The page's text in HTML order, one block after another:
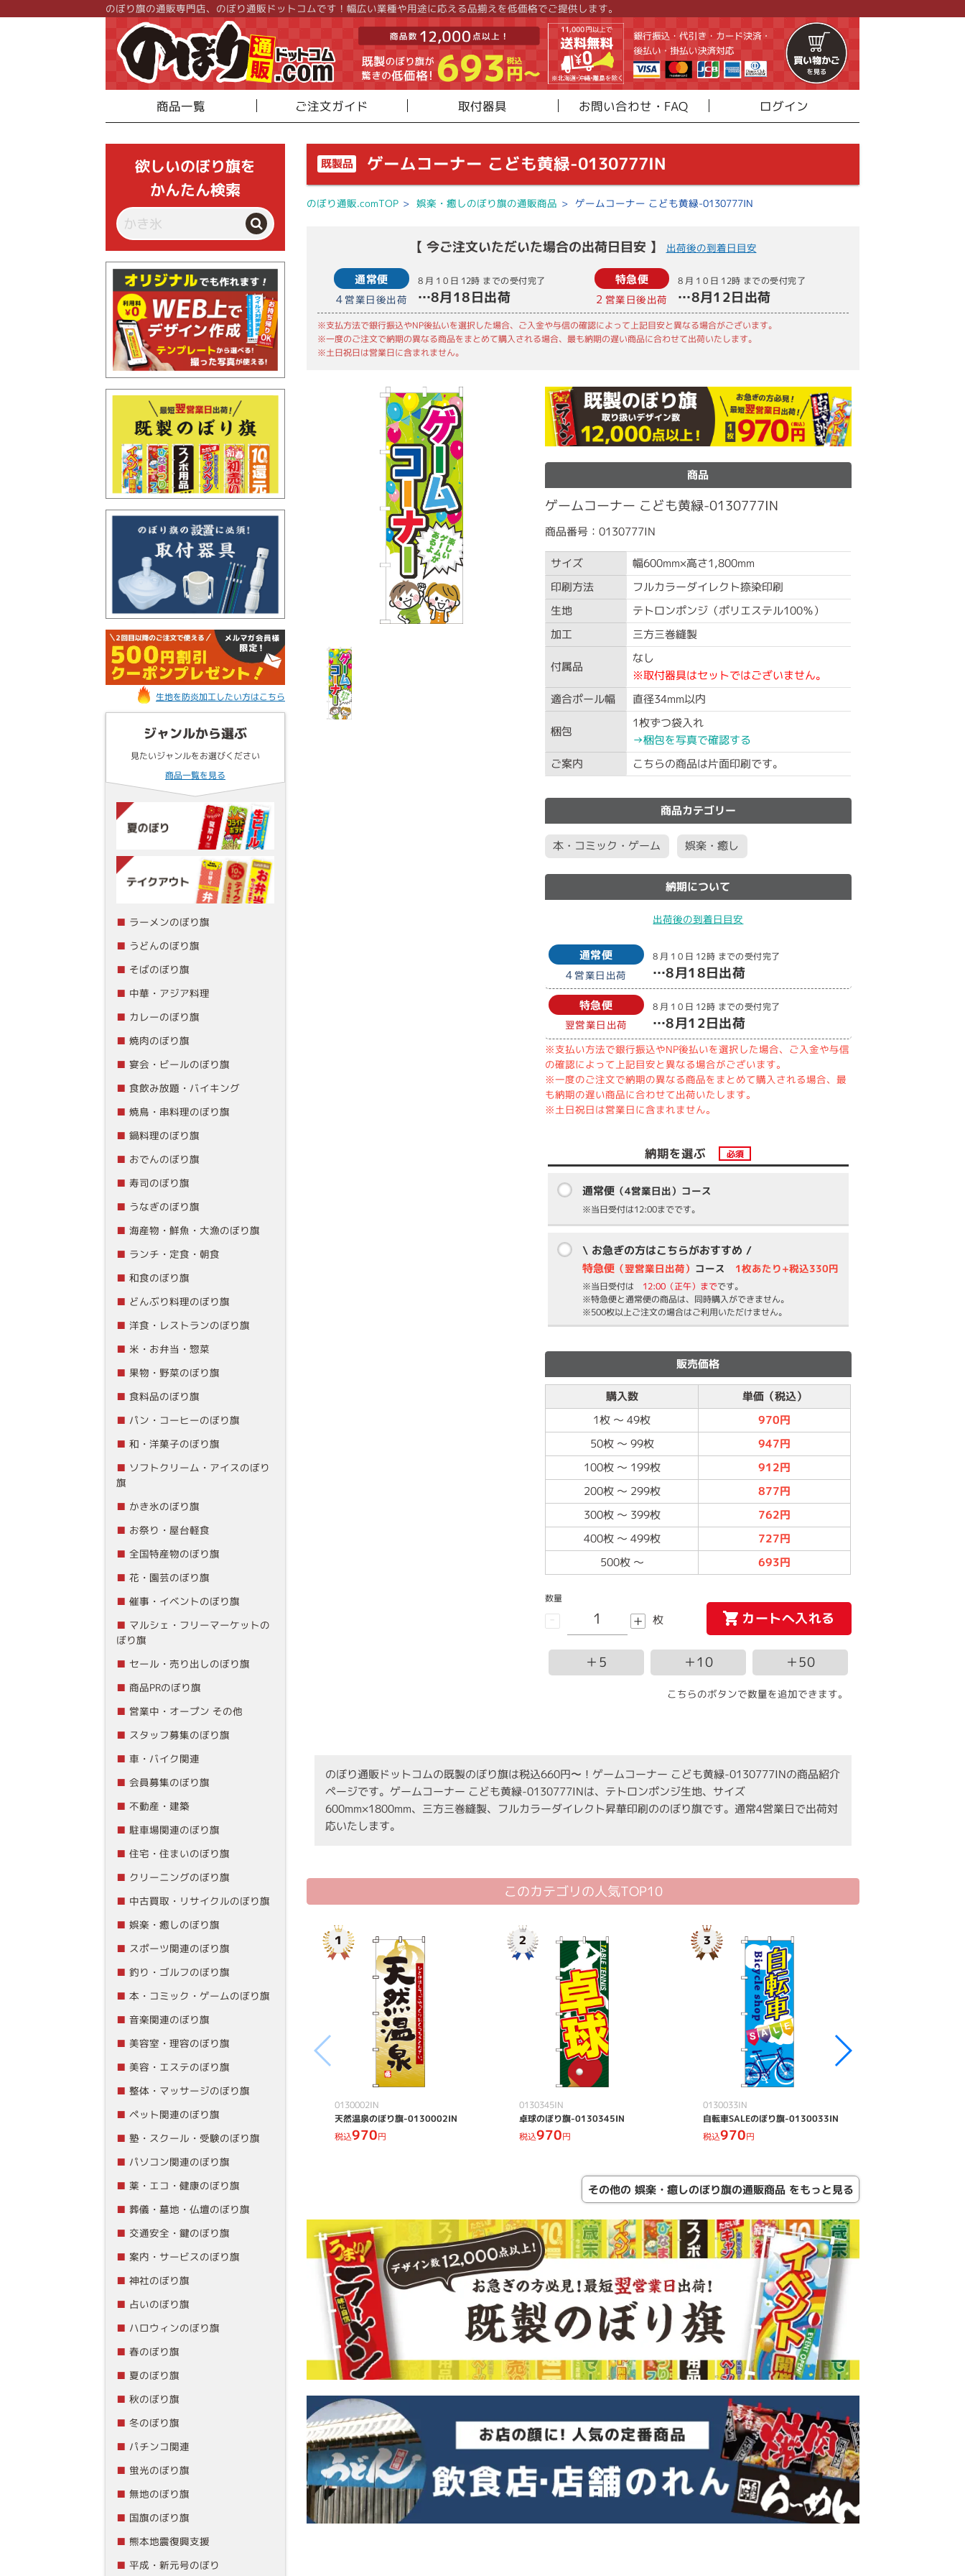
のぼり旗の通販専門店、のぼり通販ドットコムです！幅広い業種や用途に応える品揃えを低価格でご提供します。
商品一覧 ご注文ガイド 取付器具 お問い合わせ・FAQ ログイン
欲しいのぼり旗を
かんたん検索
生地を防炎加工したい方はこちら
ジャンルから選ぶ
見たいジャンルをお選びください
商品一覧を見る
ラーメンのぼり旗
うどんのぼり旗
そばのぼり旗
中華・アジア料理
カレーのぼり旗
焼肉のぼり旗
宴会・ビールのぼり旗
食飲み放題・バイキング
焼鳥・串料理のぼり旗
鍋料理のぼり旗
おでんのぼり旗
寿司のぼり旗
うなぎのぼり旗
海産物・鮮魚・大漁のぼり旗
ランチ・定食・朝食
和食のぼり旗
どんぶり料理のぼり旗
洋食・レストランのぼり旗
米・お弁当・惣菜
果物・野菜のぼり旗
食料品のぼり旗
パン・コーヒーのぼり旗
和・洋菓子のぼり旗
ソフトクリーム・アイスのぼり
旗
かき氷のぼり旗
お祭り・屋台軽食
全国特産物のぼり旗
花・園芸のぼり旗
催事・イベントのぼり旗
マルシェ・フリーマーケットの
ぼり旗
セール・売り出しのぼり旗
商品PRのぼり旗
営業中・オープン その他
スタッフ募集のぼり旗
車・バイク関連
会員募集のぼり旗
不動産・建築
駐車場関連のぼり旗
住宅・住まいのぼり旗
クリーニングのぼり旗
中古買取・リサイクルのぼり旗
娯楽・癒しのぼり旗
スポーツ関連のぼり旗
釣り・ゴルフのぼり旗
本・コミック・ゲームのぼり旗
音楽関連のぼり旗
美容室・理容のぼり旗
美容・エステのぼり旗
整体・マッサージのぼり旗
ペット関連のぼり旗
塾・スクール・受験のぼり旗
パソコン関連のぼり旗
薬・エコ・健康のぼり旗
葬儀・墓地・仏壇のぼり旗
交通安全・鍵のぼり旗
案内・サービスのぼり旗
神社のぼり旗
占いのぼり旗
ハロウィンのぼり旗
春のぼり旗
夏のぼり旗
秋のぼり旗
冬のぼり旗
パチンコ関連
蛍光のぼり旗
無地のぼり旗
国旗のぼり旗
熊本地震復興支援
平成・新元号のぼり
既製品 ゲームコーナー こども黄緑-0130777IN
のぼり通販.comTOP > 娯楽・癒しのぼり旗の通販商品 > ゲームコーナー こども黄緑-0130777IN
【 今ご注文いただいた場合の出荷日目安 】 出荷後の到着日目安
通常便
4 営業日後出荷
8月10日 12時 までの受付完了
…8月18日出荷
特急便
2 営業日後出荷
8月10日 12時 までの受付完了
…8月12日出荷
※支払方法で銀行振込やNP後払いを選択した場合、ご入金や与信の確認によって上記目安と異なる場合がございます。
※一度のご注文で納期の異なる商品をまとめて購入される場合、最も納期の遅い商品に合わせて出荷いたします。
※土日祝日は営業日に含まれません。
商品
ゲームコーナー こども黄緑-0130777IN
商品番号：0130777IN
サイズ
幅600mm×高さ1,800mm
印刷方法
フルカラーダイレクト捺染印刷
生地
テトロンポンジ（ポリエステル100％）
加工
三方三巻縫製
付属品
なし
※取付器具はセットではございません。
適合ポール幅
直径34mm以内
梱包
1枚ずつ袋入れ
→梱包を写真で確認する
ご案内
こちらの商品は片面印刷です。
商品カテゴリー
本・コミック・ゲーム 娯楽・癒し
納期について
出荷後の到着日目安
通常便
4 営業日出荷
8月10日 12時 までの受付完了
…8月18日出荷
特急便
翌営業日出荷
8月10日 12時 までの受付完了
…8月12日出荷
※支払い方法で銀行振込やNP後払いを選択した場合、ご入金や与信
の確認によって上記目安と異なる場合がございます。
※一度のご注文で納期の異なる商品をまとめて購入される場合、最
も納期の遅い商品に合わせて出荷いたします。
※土日祝日は営業日に含まれません。
納期を選ぶ 必須
通常便（4営業日出）コース
※当日受付は12:00までです。
\ お急ぎの方はこちらがおすすめ /
特急便（翌営業日出荷） コース 1枚あたり+税込330円
※当日受付は 12:00（正午）までです。
※特急便と通常便の商品は、同時購入ができません。
※500枚以上ご注文の場合はご利用いただけません。
販売価格
購入数
単価（税込）
1枚 ～ 49枚
970円
50枚 ～ 99枚
947円
100枚 ～ 199枚
912円
200枚 ～ 299枚
877円
300枚 ～ 399枚
762円
400枚 ～ 499枚
727円
500枚 ～ 693円
-
数量
+ 枚 カートへ入れる
＋5 ＋10 ＋50
こちらのボタンで数量を追加できます。
のぼり通販ドットコムの既製のぼり旗は税込660円〜！ゲームコーナー こども黄緑-0130777INの商品紹介
ページです。ゲームコーナー こども黄緑-0130777INは、テトロンポンジ生地、サイズ
600mm×1800mm、三方三巻縫製、フルカラーダイレクト昇華印刷ののぼり旗です。通常4営業日で出荷対
応いたします。
このカテゴリの人気TOP10
0130002IN
天然温泉のぼり旗-0130002IN
税込970円
0130345IN
卓球のぼり旗-0130345IN
税込970円
0130033IN
自転車SALEのぼり旗-0130033IN
税込970円
その他の 娯楽・癒しのぼり旗の通販商品 をもっと見る